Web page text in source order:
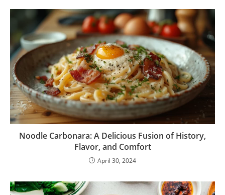
Noodle Carbonara: A Delicious Fusion of History,
Flavor, and Comfort
April 30, 2024